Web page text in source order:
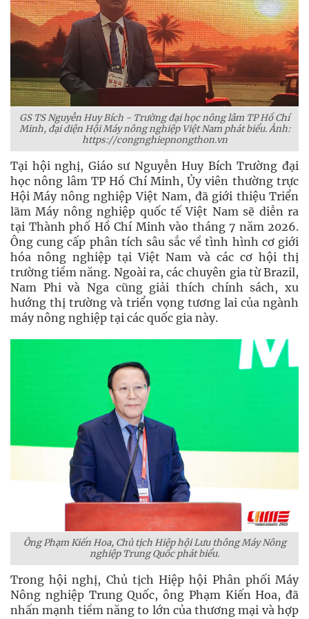
GS TS Nguyễn Huy Bích - Trường đại học nông lâm TP Hồ Chí
Minh, đại diện Hội Máy nông nghiệp Việt Nam phát biểu. Ảnh:
https://congnghiepnongthon.vn
Tại hội nghị, Giáo sư Nguyễn Huy Bích Trường đại
học nông lâm TP Hồ Chí Minh, Ủy viên thường trực
Hội Máy nông nghiệp Việt Nam, đã giới thiệu Triển
lãm Máy nông nghiệp quốc tế Việt Nam sẽ diễn ra
tại Thành phố Hồ Chí Minh vào tháng 7 năm 2026.
Ông cung cấp phân tích sâu sắc về tình hình cơ giới
hóa nông nghiệp tại Việt Nam và các cơ hội thị
trường tiềm năng. Ngoài ra, các chuyên gia từ Brazil,
Nam Phi và Nga cũng giải thích chính sách, xu
hướng thị trường và triển vọng tương lai của ngành
máy nông nghiệp tại các quốc gia này.
Ông Phạm Kiến Hoa, Chủ tịch Hiệp hội Lưu thông Máy Nông
nghiệp Trung Quốc phát biểu.
Trong hội nghị, Chủ tịch Hiệp hội Phân phối Máy
Nông nghiệp Trung Quốc, ông Phạm Kiến Hoa, đã
nhấn mạnh tiềm năng to lớn của thương mại và hợp